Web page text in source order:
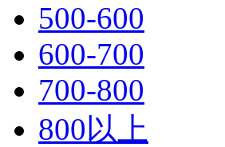
500-600
600-700
700-800
800以上